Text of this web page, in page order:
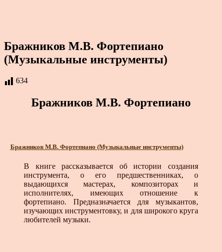
Бражников М.В. Фортепиано
(Музыкальные инструменты)
634
Бражников М.В. Фортепиано
Бражников М.В. Фортепиано (Музыкальные инструменты)
В книге рассказывается об истории создания
инструмента, о его предшественниках, о
выдающихся масте­рах, композиторах и
исполнителях, имеющих отно­шение к
фортепиано. Предназначается для музыкан­тов,
изучающих инструментовку, и для широкого круга
любителей музыки.